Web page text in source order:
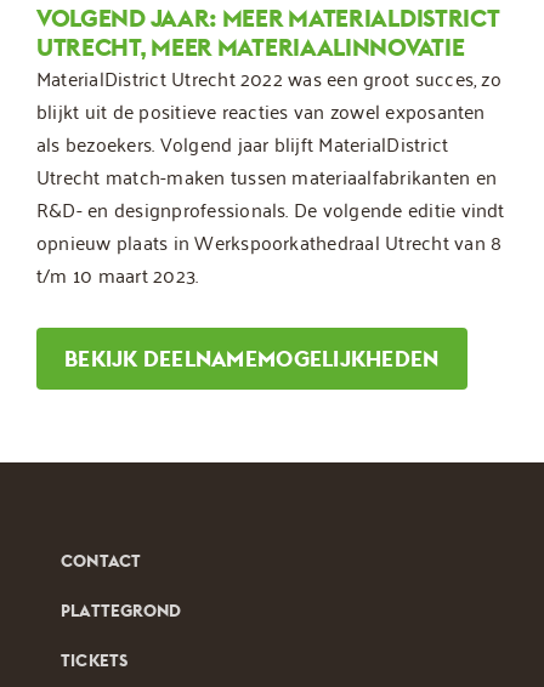
VOLGEND JAAR: MEER MATERIALDISTRICT
UTRECHT, MEER MATERIAALINNOVATIE
MaterialDistrict Utrecht 2022 was een groot succes, zo
blijkt uit de positieve reacties van zowel exposanten
als bezoekers. Volgend jaar blijft MaterialDistrict
Utrecht match-maken tussen materiaalfabrikanten en
R&D- en designprofessionals. De volgende editie vindt
opnieuw plaats in Werkspoorkathedraal Utrecht van 8
t/m 10 maart 2023.
BEKIJK DEELNAMEMOGELIJKHEDEN
CONTACT
PLATTEGROND
TICKETS